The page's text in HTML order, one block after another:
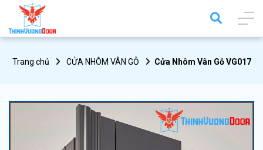
Trang chủ CỬA NHÔM VÂN GỖ Cửa Nhôm Vân Gỗ VG017